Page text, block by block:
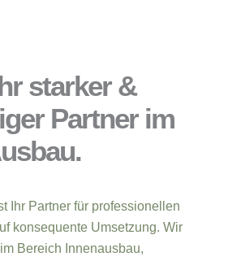
starker &
Partner im
Ihr Partner für professionellen
konsequente Umsetzung. Wir
Bereich Innenausbau,